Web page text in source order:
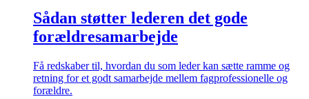
Sådan støtter lederen det gode
forældresamarbejde
Få redskaber til, hvordan du som leder kan sætte ramme og
retning for et godt samarbejde mellem fagprofessionelle og
forældre.